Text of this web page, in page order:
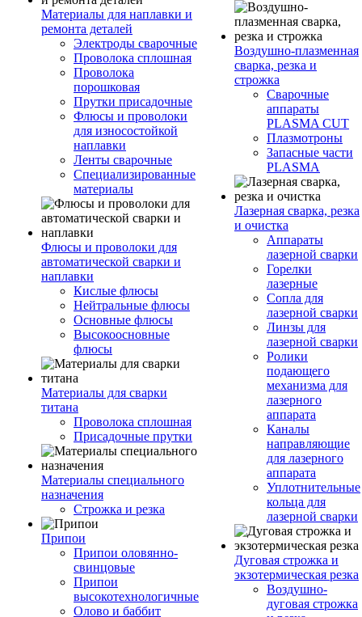
Материалы для наплавки и
ремонта деталей
Электроды сварочные
Проволока сплошная
Проволока
порошковая
Прутки присадочные
Флюсы и проволоки
для износостойкой
наплавки
Ленты сварочные
Специализированные
материалы
Флюсы и проволоки для
автоматической сварки и
наплавки
Кислые флюсы
Нейтральные флюсы
Основные флюсы
Высокоосновные
флюсы
Материалы для сварки
титана
Проволока сплошная
Присадочные прутки
Материалы специального
назначения
Строжка и резка
Припои
Припои оловянно-
свинцовые
Припои
высокотехнологичные
Олово и баббит
Воздушно-плазменная
сварка, резка и
строжка
Сварочные
аппараты
PLASMA CUT
Плазмотроны
Запасные части
PLASMA
Лазерная сварка, резка
и очистка
Аппараты
лазерной сварки
Горелки
лазерные
Сопла для
лазерной сварки
Линзы для
лазерной сварки
Ролики
подающего
механизма для
лазерного
аппарата
Каналы
направляющие
для лазерного
аппарата
Уплотнительные
кольца для
лазерной сварки
Дуговая строжка и
экзотермическая резка
Воздушно-
дуговая строжка